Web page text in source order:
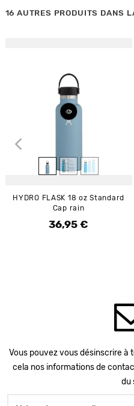
16 AUTRES PRODUITS DANS
HYDRO FLASK 18 oz Standard
Cap rain
Prix
36,95 €
Vous pouvez vous désinscrire à
cela nos informations de
du